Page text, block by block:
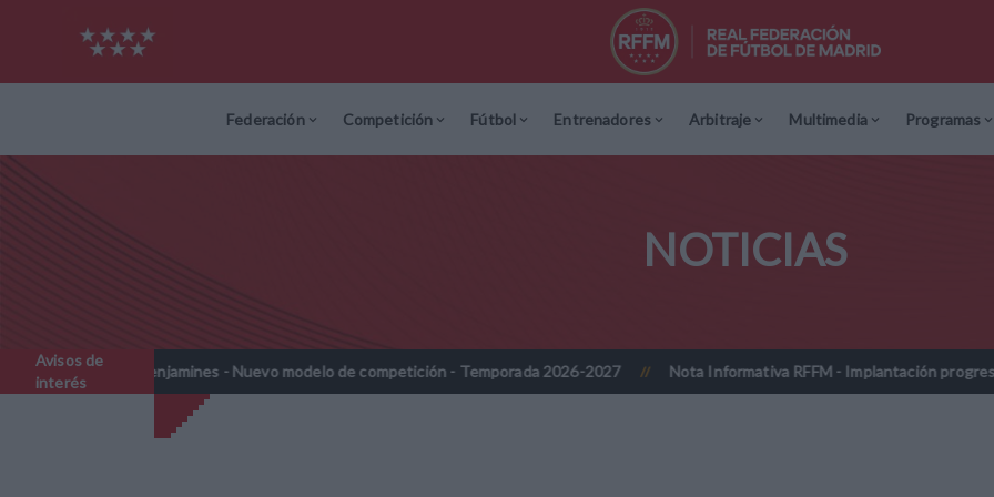
Federación Competición Fútbol Entrenadores Arbitraje Multimedia Programas
NOTICIAS
Avisos de
interés
Prebenjamines - Nuevo modelo de competición - Temporada 2026-2027 // Nota Informativa RFFM - Implantación progresiva de la